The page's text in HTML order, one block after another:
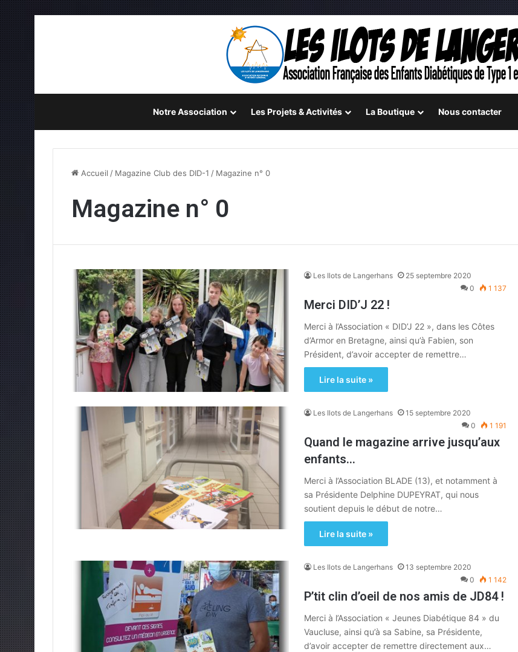
Notre Association Les Projets & Activités La Boutique Nous contacter
Accueil / Magazine Club des DID-1 / Magazine n° 0
Magazine n° 0
Les Ilots de Langerhans
25 septembre 2020
0
1 137
Merci DID’J 22 !
Merci à l’Association « DID’J 22 », dans les Côtes
d’Armor en Bretagne, ainsi qu’à Fabien, son
Président, d’avoir accepter de remettre…
Lire la suite »
Les Ilots de Langerhans
15 septembre 2020
0
1 191
Quand le magazine arrive jusqu’aux
enfants…
Merci à l’Association BLADE (13), et notamment à
sa Présidente Delphine DUPEYRAT, qui nous
soutient depuis le début de notre…
Lire la suite »
Les Ilots de Langerhans
13 septembre 2020
0
1 142
P’tit clin d’oeil de nos amis de JD84 !
Merci à l’Association « Jeunes Diabétique 84 » du
Vaucluse, ainsi qu’à sa Sabine, sa Présidente,
d’avoir accepter de remettre directement aux…